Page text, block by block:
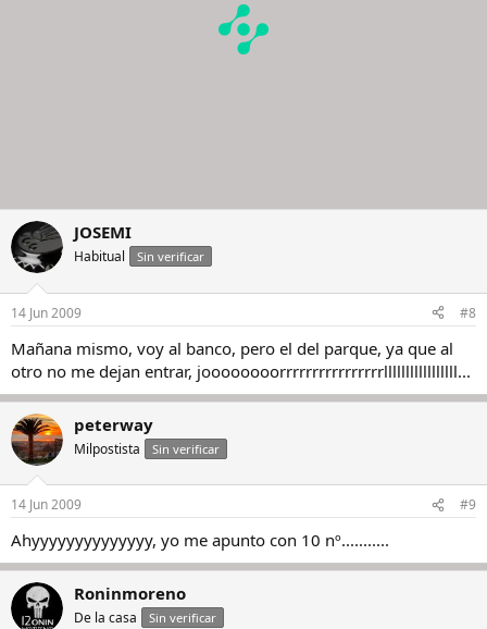
JOSEMI
Habitual Sin verificar
14 Jun 2009 #8
Mañana mismo, voy al banco, pero el del parque, ya que al
otro no me dejan entrar, joooooooorrrrrrrrrrrrrrrrlllllllllllllllll...
peterway
Milpostista Sin verificar
14 Jun 2009 #9
Ahyyyyyyyyyyyyyy, yo me apunto con 10 nº...........
Roninmoreno
De la casa Sin verificar